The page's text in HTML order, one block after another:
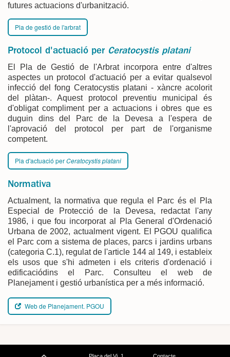
futures actuacions d'urbanització.
Pla de gestió de l'arbrat
Protocol d'actuació per Ceratocystis platani
El Pla de Gestió de l'Arbrat incorpora entre d'altres
aspectes un protocol d'actuació per a evitar qualsevol
infecció del fong Ceratocystis platani - xàncre acolorit
del plàtan-. Aquest protocol preventiu municipal és
d'obligat compliment per a actuacions i obres que es
duguin dins del Parc de la Devesa a l'espera de
l'aprovació del protocol per part de l'organisme
competent.
Pla d'actuació perCeratocystis platani
Normativa
Actualment, la normativa que regula el Parc és el Pla
Especial de Protecció de la Devesa, redactat l'any
1986, i que fou incorporat al Pla General d'Ordenació
Urbana de 2002, actualment vigent. El PGOU qualifica
el Parc com a sistema de places, parcs i jardins urbans
(categoria C.1), regulat de l'article 144 al 149, i estableix
els usos que s'hi admeten i els criteris d'ordenació i
edificaciódins el Parc. Consulteu el web de
Planejament i gestió urbanística per a més informació.
Web de Planejament. PGOU
Plaça del Vi, 1 Contacte